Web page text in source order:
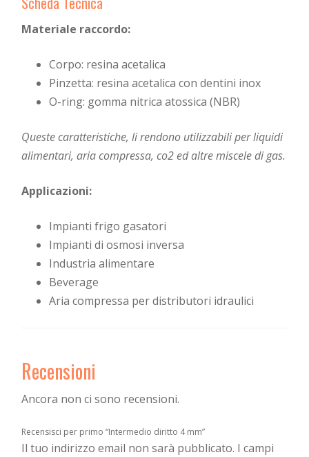
Materiale raccordo:
Corpo: resina acetalica
Pinzetta: resina acetalica con dentini inox
O-ring: gomma nitrica atossica (NBR)
Queste caratteristiche, li rendono utilizzabili per liquidi
alimentari, aria compressa, co2 ed altre miscele di gas.
Applicazioni:
Impianti frigo gasatori
Impianti di osmosi inversa
Industria alimentare
Beverage
Aria compressa per distributori idraulici
Recensioni
Ancora non ci sono recensioni.
Recensisci per primo “Intermedio diritto 4 mm”
Il tuo indirizzo email non sarà pubblicato. I campi